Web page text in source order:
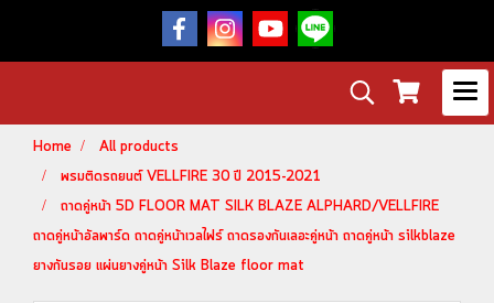
Home
All products
พรมติดรถยนต์ VELLFIRE 30 ปี 2015-2021
ถาดคู่หน้า 5D FLOOR MAT SILK BLAZE ALPHARD/VELLFIRE
ถาดคู่หน้าอัลพาร์ด ถาดคู่หน้าเวลไฟร์ ถาดรองกันเลอะคู่หน้า ถาดคู่หน้า silkblaze
ยางกันรอย แผ่นยางคู่หน้า Silk Blaze floor mat